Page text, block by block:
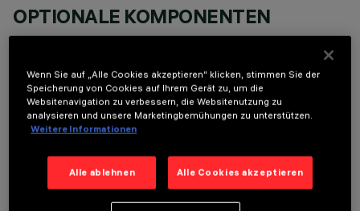
OPTIONALE KOMPONENTEN
TECHNISCHE DATEN
LETZTES UPDATE: 06.08.2026
Wenn Sie auf „Alle Cookies akzeptieren“ klicken, stimmen Sie der
Speicherung von Cookies auf Ihrem Gerät zu, um die
Websitenavigation zu verbessern, die Websitenutzung zu
analysieren und unsere Marketingbemühungen zu unterstützen.
Weitere Informationen
Alle ablehnen Alle Cookies akzeptieren